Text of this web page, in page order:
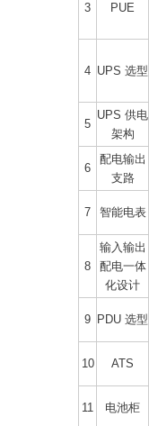
3 PUE
4 UPS 选型
5
UPS 供电
架构
6
配电输出
支路
7 智能电表
8
输入输出
配电一体
化设计
9 PDU 选型
10 ATS
11 电池柜